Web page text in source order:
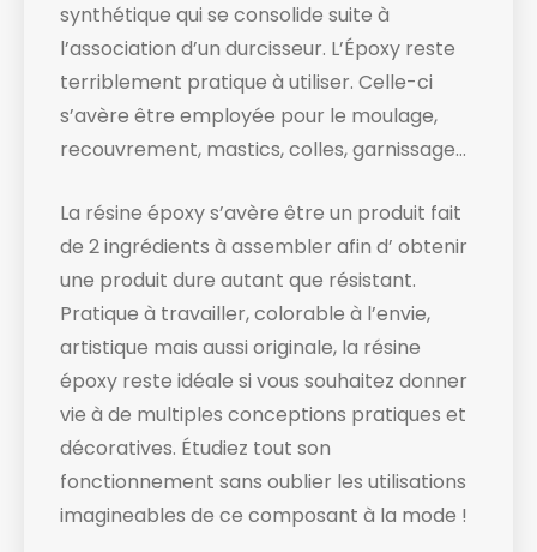
synthétique qui se consolide suite à
l’association d’un durcisseur. L’Époxy reste
terriblement pratique à utiliser. Celle-ci
s’avère être employée pour le moulage,
recouvrement, mastics, colles, garnissage…
La résine époxy s’avère être un produit fait
de 2 ingrédients à assembler afin d’ obtenir
une produit dure autant que résistant.
Pratique à travailler, colorable à l’envie,
artistique mais aussi originale, la résine
époxy reste idéale si vous souhaitez donner
vie à de multiples conceptions pratiques et
décoratives. Étudiez tout son
fonctionnement sans oublier les utilisations
imagineables de ce composant à la mode !